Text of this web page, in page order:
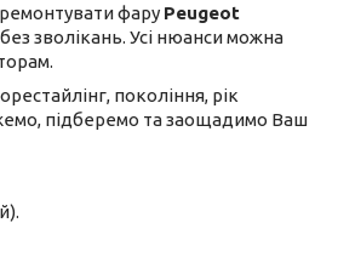
фару Peugeot
зволікань. Усі нюанси можна
покоління, рік
підберемо та заощадимо Ваш